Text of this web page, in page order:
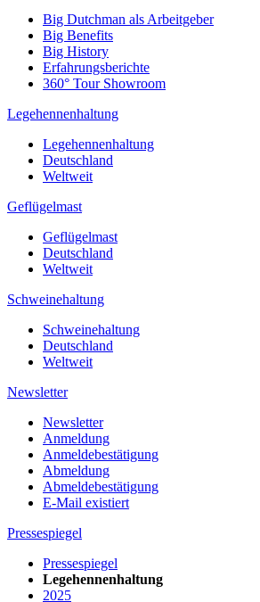
Big Dutchman als Arbeitgeber
Big Benefits
Big History
Erfahrungsberichte
360° Tour Showroom
Legehennenhaltung
Legehennenhaltung
Deutschland
Weltweit
Geflügelmast
Geflügelmast
Deutschland
Weltweit
Schweinehaltung
Schweinehaltung
Deutschland
Weltweit
Newsletter
Newsletter
Anmeldung
Anmeldebestätigung
Abmeldung
Abmeldebestätigung
E-Mail existiert
Pressespiegel
Pressespiegel
Legehennenhaltung
2025